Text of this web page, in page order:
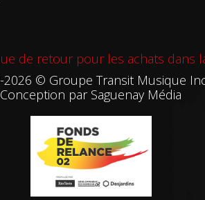
de retour pour les achats dans
2026 © Groupe Transit Musique
Conception par Saguenay Média